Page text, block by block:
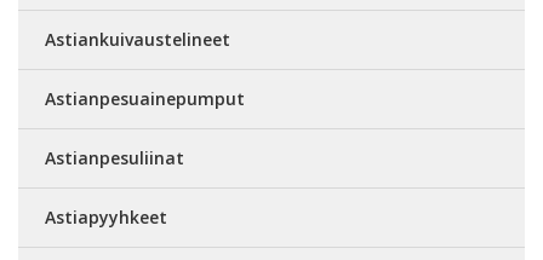
Astiankuivaustelineet
Astianpesuainepumput
Astianpesuliinat
Astiapyyhkeet